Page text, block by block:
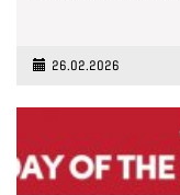
26.02.2026